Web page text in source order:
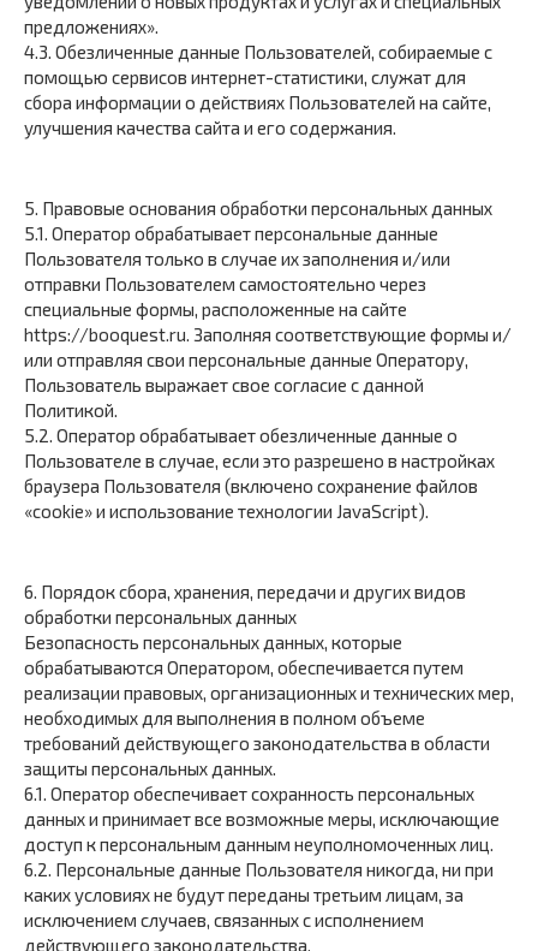
предложениях».
4.3. Обезличенные данные Пользователей, собираемые с
помощью сервисов интернет-статистики, служат для
сбора информации о действиях Пользователей на сайте,
улучшения качества сайта и его содержания.
5. Правовые основания обработки персональных данных
5.1. Оператор обрабатывает персональные данные
Пользователя только в случае их заполнения и/или
отправки Пользователем самостоятельно через
специальные формы, расположенные на сайте
https://booquest.ru. Заполняя соответствующие формы и/
или отправляя свои персональные данные Оператору,
Пользователь выражает свое согласие с данной
Политикой.
5.2. Оператор обрабатывает обезличенные данные о
Пользователе в случае, если это разрешено в настройках
браузера Пользователя (включено сохранение файлов
«cookie» и использование технологии JavaScript).
6. Порядок сбора, хранения, передачи и других видов
обработки персональных данных
Безопасность персональных данных, которые
обрабатываются Оператором, обеспечивается путем
реализации правовых, организационных и технических мер,
необходимых для выполнения в полном объеме
требований действующего законодательства в области
защиты персональных данных.
6.1. Оператор обеспечивает сохранность персональных
данных и принимает все возможные меры, исключающие
доступ к персональным данным неуполномоченных лиц.
6.2. Персональные данные Пользователя никогда, ни при
каких условиях не будут переданы третьим лицам, за
исключением случаев, связанных с исполнением
действующего законодательства.